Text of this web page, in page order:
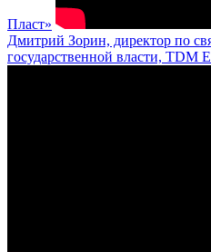
Пласт»
Дмитрий Зорин, директор по
государственной власти, TDM